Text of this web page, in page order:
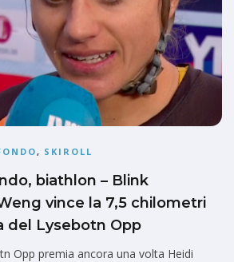
, SKIROLL
biathlon – Blink
vince la 7,5 chilometri
del Lysebotn Opp
Opp premia ancora una volta Heidi